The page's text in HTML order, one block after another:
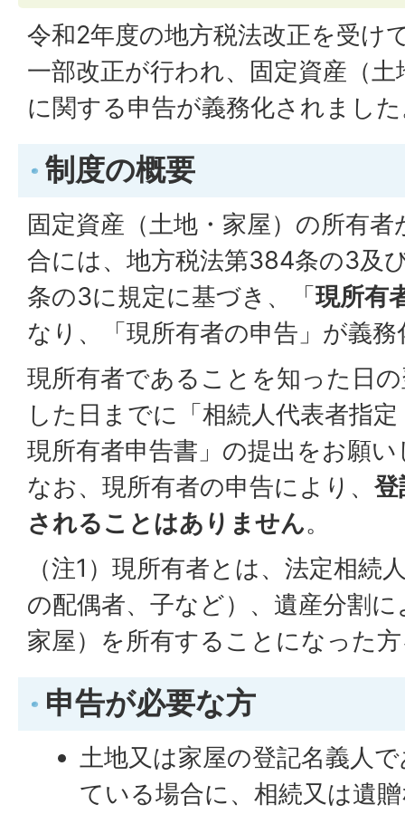
令和2年度の地方税法改正を受け
一部改正が行われ、固定資産（
に関する申告が義務化されまし
制度の概要
固定資産（土地・家屋）の所有
合には、地方税法第384条の3及
条の3に規定に基づき、「現所有
なり、「現所有者の申告」が義
現所有者であることを知った日
した日までに「相続人代表者指
現所有者申告書」の提出をお願
なお、現所有者の申告により、 登
されることはありません。
（注1）現所有者とは、法定相続
の配偶者、子など）、遺産分割
家屋）を所有することになった
申告が必要な方
土地又は家屋の登記名義人
ている場合に、相続又は遺